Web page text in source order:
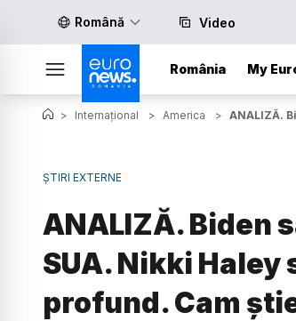
Română Video
România My
> Internațional > America > ANALIZĂ.
ȘTIRI EXTERNE
ANALIZĂ. Biden
SUA. Nikki
profund. Cam